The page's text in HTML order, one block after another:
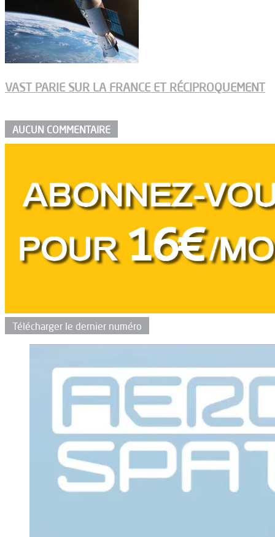
VAST PARIE SUR LA FRANCE ET RÉCIPROQUEMENT
AUCUN COMMENTAIRE
Télécharger le dernier numéro